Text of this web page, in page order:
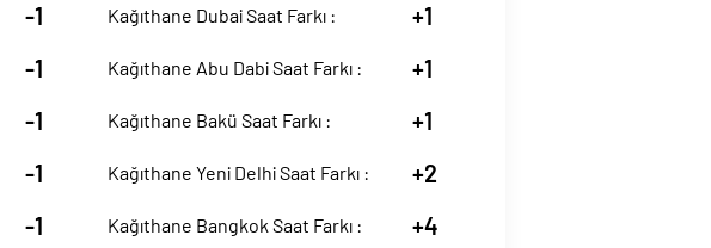
-1
-1
-1
-1
-1
Kağıthane Dubai Saat Farkı : +1
Kağıthane Abu Dabi Saat Farkı : +1
Kağıthane Bakü Saat Farkı : +1
Kağıthane Yeni Delhi Saat Farkı : +2
Kağıthane Bangkok Saat Farkı : +4